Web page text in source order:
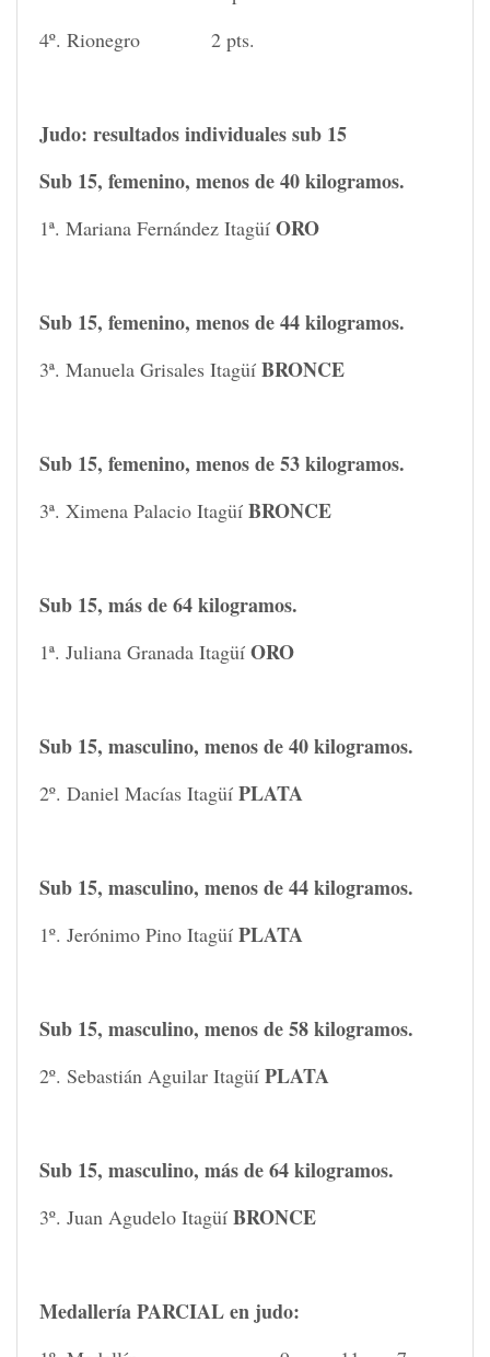
4º. Rionegro 2 pts.
Judo: resultados individuales sub 15
Sub 15, femenino, menos de 40 kilogramos.
1ª. Mariana Fernández Itagüí ORO
Sub 15, femenino, menos de 44 kilogramos.
3ª. Manuela Grisales Itagüí BRONCE
Sub 15, femenino, menos de 53 kilogramos.
3ª. Ximena Palacio Itagüí BRONCE
Sub 15, más de 64 kilogramos.
1ª. Juliana Granada Itagüí ORO
Sub 15, masculino, menos de 40 kilogramos.
2º. Daniel Macías Itagüí PLATA
Sub 15, masculino, menos de 44 kilogramos.
1º. Jerónimo Pino Itagüí PLATA
Sub 15, masculino, menos de 58 kilogramos.
2º. Sebastián Aguilar Itagüí PLATA
Sub 15, masculino, más de 64 kilogramos.
3º. Juan Agudelo Itagüí BRONCE
Medallería PARCIAL en judo: